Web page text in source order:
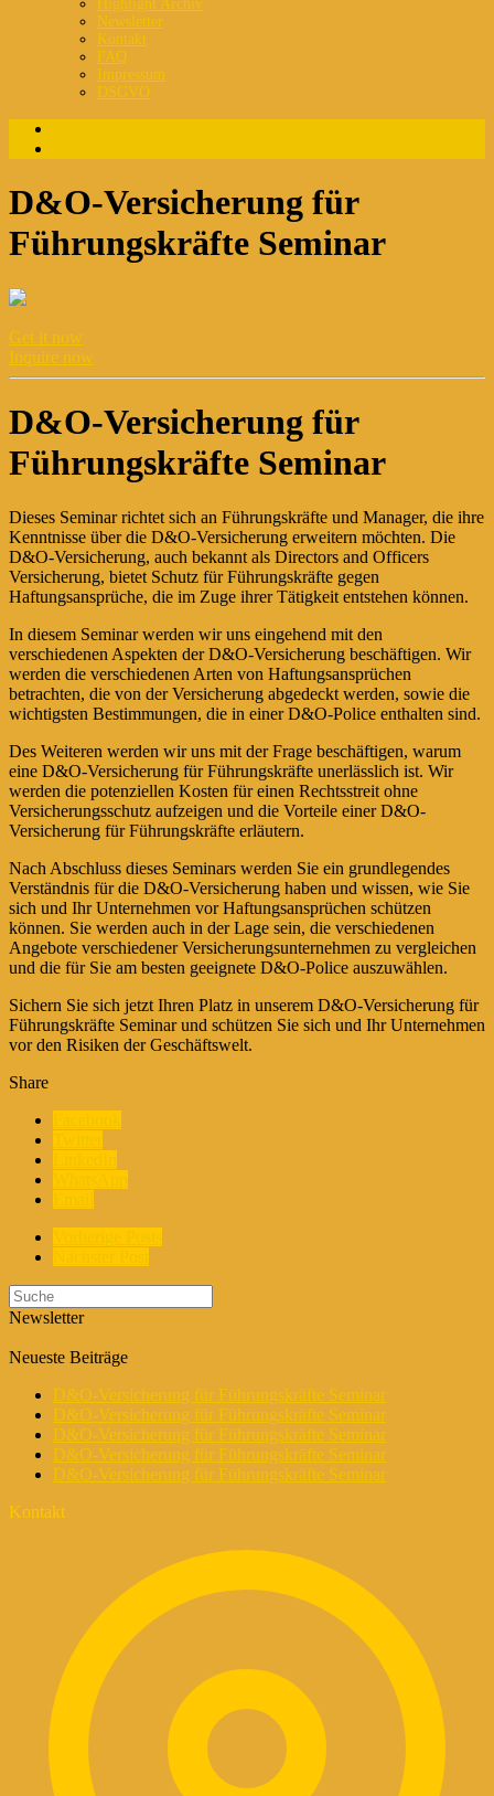
Highlight Archiv
Newsletter
Kontakt
FAQ
Impressum
DSGVO
D&O-Versicherung für
Führungskräfte Seminar
Get it now
Inquire now
D&O-Versicherung für
Führungskräfte Seminar
Dieses Seminar richtet sich an Führungskräfte und Manager, die ihre
Kenntnisse über die D&O-Versicherung erweitern möchten. Die
D&O-Versicherung, auch bekannt als Directors and Officers
Versicherung, bietet Schutz für Führungskräfte gegen
Haftungsansprüche, die im Zuge ihrer Tätigkeit entstehen können.
In diesem Seminar werden wir uns eingehend mit den
verschiedenen Aspekten der D&O-Versicherung beschäftigen. Wir
werden die verschiedenen Arten von Haftungsansprüchen
betrachten, die von der Versicherung abgedeckt werden, sowie die
wichtigsten Bestimmungen, die in einer D&O-Police enthalten sind.
Des Weiteren werden wir uns mit der Frage beschäftigen, warum
eine D&O-Versicherung für Führungskräfte unerlässlich ist. Wir
werden die potenziellen Kosten für einen Rechtsstreit ohne
Versicherungsschutz aufzeigen und die Vorteile einer D&O-
Versicherung für Führungskräfte erläutern.
Nach Abschluss dieses Seminars werden Sie ein grundlegendes
Verständnis für die D&O-Versicherung haben und wissen, wie Sie
sich und Ihr Unternehmen vor Haftungsansprüchen schützen
können. Sie werden auch in der Lage sein, die verschiedenen
Angebote verschiedener Versicherungsunternehmen zu vergleichen
und die für Sie am besten geeignete D&O-Police auszuwählen.
Sichern Sie sich jetzt Ihren Platz in unserem D&O-Versicherung für
Führungskräfte Seminar und schützen Sie sich und Ihr Unternehmen
vor den Risiken der Geschäftswelt.
Share
Newsletter
Neueste Beiträge
D&O-Versicherung für Führungskräfte Seminar
D&O-Versicherung für Führungskräfte Seminar
D&O-Versicherung für Führungskräfte Seminar
D&O-Versicherung für Führungskräfte Seminar
D&O-Versicherung für Führungskräfte Seminar
Kontakt